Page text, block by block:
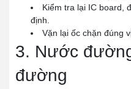
Kiểm tra lại IC board,
định.
Vặn lại ốc chặn đúng
3. Nước
đường